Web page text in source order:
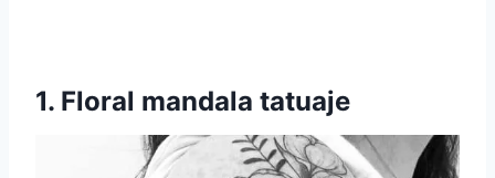
1. Floral mandala tatuaje